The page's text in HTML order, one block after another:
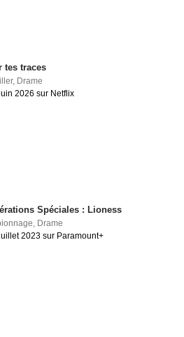
tes traces
, Drame
2026 sur Netflix
Spéciales : Lioness
Drame
2023 sur Paramount+